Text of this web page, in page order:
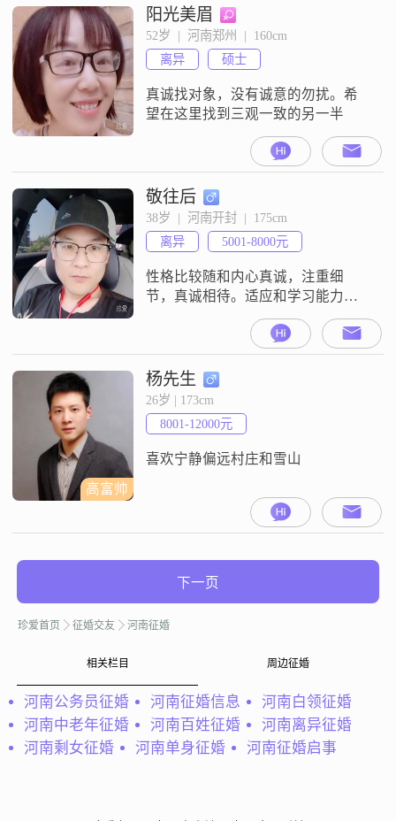
解而在一起，因为了解而分开。普
普通通的一个人，没什么特别的爱
好，不追剧，不怎么逛街，偶尔看
看电影，平时下班就回家，看看
书，养养花，比较喜欢平静的生
活。希望另一半阳光开朗，有
阳光美眉
52岁  |  河南郑州  |  160cm
离异
硕士
真诚找对象，没有诚意的勿扰。希
望在这里找到三观一致的另一半
敬往后
38岁  |  河南开封  |  175cm
离异
5001-8000元
性格比较随和内心真诚，注重细
节，真诚相待。适应和学习能力
强，暂时在开封，如果遇到合适的
可去对方所在城市工作，期待你的
关注，或许我们就是那个彼此相爱
共度余生的人，人生苦短莫要错过
了彼此
高富帅
杨先生
26岁 | 173cm
8001-12000元
喜欢宁静偏远村庄和雪山
下一页
珍爱首页 征婚交友 河南征婚
相关栏目 周边征婚
河南公务员征婚 河南征婚信息
河南白领征婚
河南中老年征婚
河南百姓征婚
河南离异征婚
河南剩女征婚
河南单身征婚 河南征婚启事